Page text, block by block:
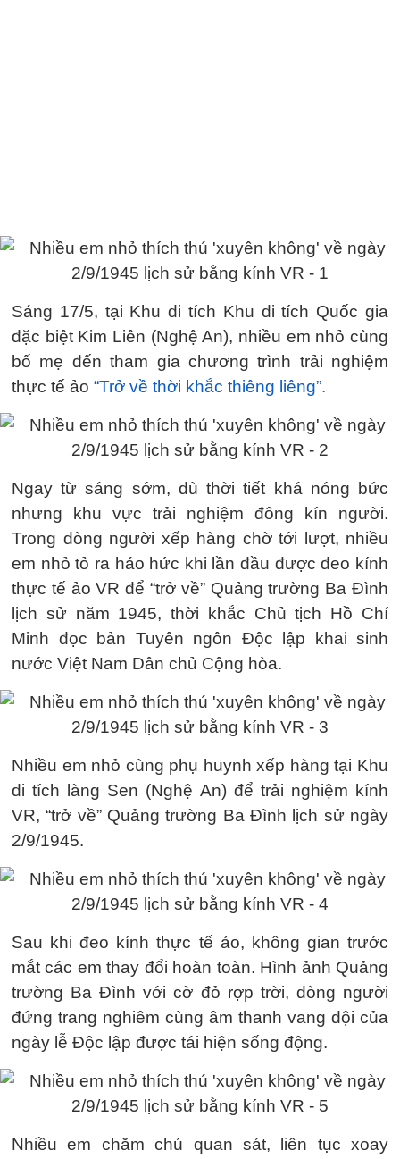
Sáng 17/5, tại Khu di tích Khu di tích Quốc gia
đặc biệt Kim Liên (Nghệ An), nhiều em nhỏ cùng
bố mẹ đến tham gia chương trình trải nghiệm
thực tế ảo “Trở về thời khắc thiêng liêng”.
Ngay từ sáng sớm, dù thời tiết khá nóng bức
nhưng khu vực trải nghiệm đông kín người.
Trong dòng người xếp hàng chờ tới lượt, nhiều
em nhỏ tỏ ra háo hức khi lần đầu được đeo kính
thực tế ảo VR để “trở về” Quảng trường Ba Đình
lịch sử năm 1945, thời khắc Chủ tịch Hồ Chí
Minh đọc bản Tuyên ngôn Độc lập khai sinh
nước Việt Nam Dân chủ Cộng hòa.
Nhiều em nhỏ cùng phụ huynh xếp hàng tại Khu
di tích làng Sen (Nghệ An) để trải nghiệm kính
VR, “trở về” Quảng trường Ba Đình lịch sử ngày
2/9/1945.
Sau khi đeo kính thực tế ảo, không gian trước
mắt các em thay đổi hoàn toàn. Hình ảnh Quảng
trường Ba Đình với cờ đỏ rợp trời, dòng người
đứng trang nghiêm cùng âm thanh vang dội của
ngày lễ Độc lập được tái hiện sống động.
Nhiều em chăm chú quan sát, liên tục xoay